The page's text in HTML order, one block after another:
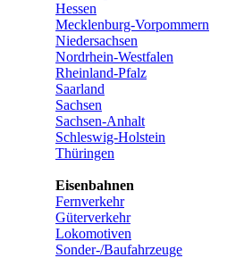
Hessen
Mecklenburg-Vorpommern
Niedersachsen
Nordrhein-Westfalen
Rheinland-Pfalz
Saarland
Sachsen
Sachsen-Anhalt
Schleswig-Holstein
Thüringen
Eisenbahnen
Fernverkehr
Güterverkehr
Lokomotiven
Sonder-/Baufahrzeuge